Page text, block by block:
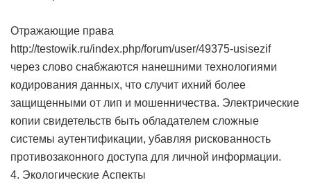
Отражающие права
http://testowik.ru/index.php/forum/user/49375-usisezif
через слово снабжаются нанешними технологиями
кодирования данных, что случит ихний более
защищенными от лип и мошенничества. Электрические
копии свидетельств быть обладателем сложные
системы аутентификации, убавляя рискованность
противозаконного доступа для личной информации.
4. Экологические Аспекты